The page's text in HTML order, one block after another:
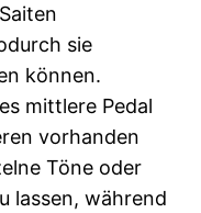
sie
können.
mittlere Pedal
vorhanden
Töne oder
lassen, während